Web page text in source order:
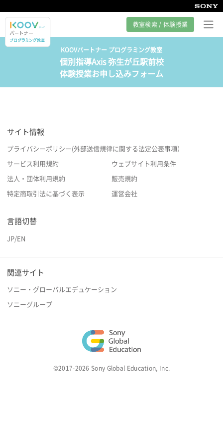
教室検索 / 体験授業
プログラミング教室とは
カリキュラム紹介
サポート
KOOVパートナー プログラミング教室
個別指導Axis 弥生が丘駅前校
体験授業お申し込みフォーム
サイト情報
プライバシーポリシー(外部送信規律に関する法定公表事項）
サービス利用規約 ウェブサイト利用条件
法人・団体利用規約 販売規約
特定商取引法に基づく表示 運営会社
言語切替
JP/EN
関連サイト
ソニー・グローバルエデュケーション
ソニーグループ
©2017-2026 Sony Global Education, Inc.